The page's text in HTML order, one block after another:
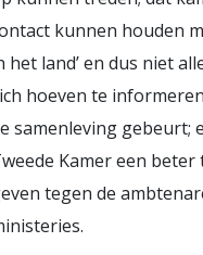
kunnen houden
het land’ en dus niet
hoeven te
samenleving gebeurt;
Kamer een
tegen de